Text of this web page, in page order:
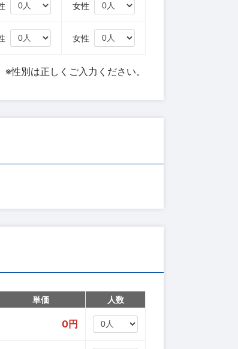
女性
女性
※性別は正しくご入力ください。
単価 人数
0円